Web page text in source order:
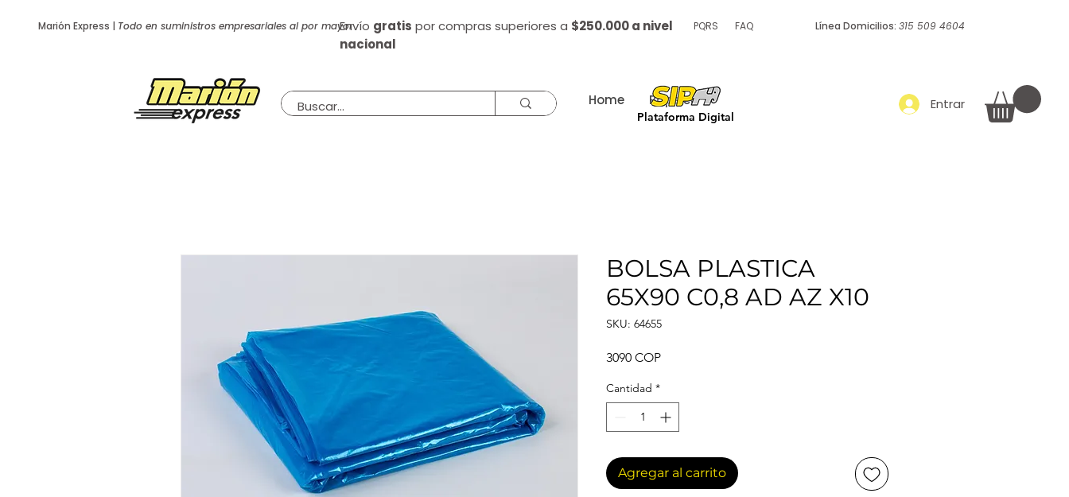
Marión Express | Todo en suministros empresariales al por mayor PQRS FAQ Línea Domicilios: 315 509 4604
Envío gratis por compras superiores a $250.000 a nivel
nacional
Home Papelería Más
Plataforma Digital
Entrar
BOLSA PLASTICA
65X90 C0,8 AD AZ X10
SKU: 64655
3090 COPPrecio
Cantidad *
Agregar al carrito